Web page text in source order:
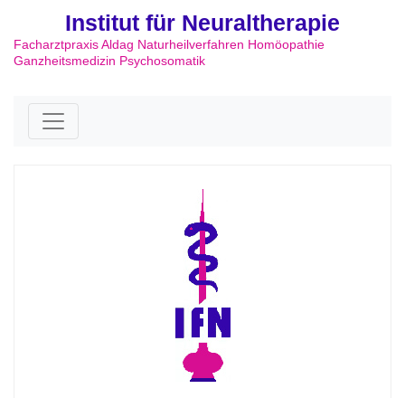
Institut für Neuraltherapie
Facharztpraxis Aldag Naturheilverfahren Homöopathie
Ganzheitsmedizin Psychosomatik